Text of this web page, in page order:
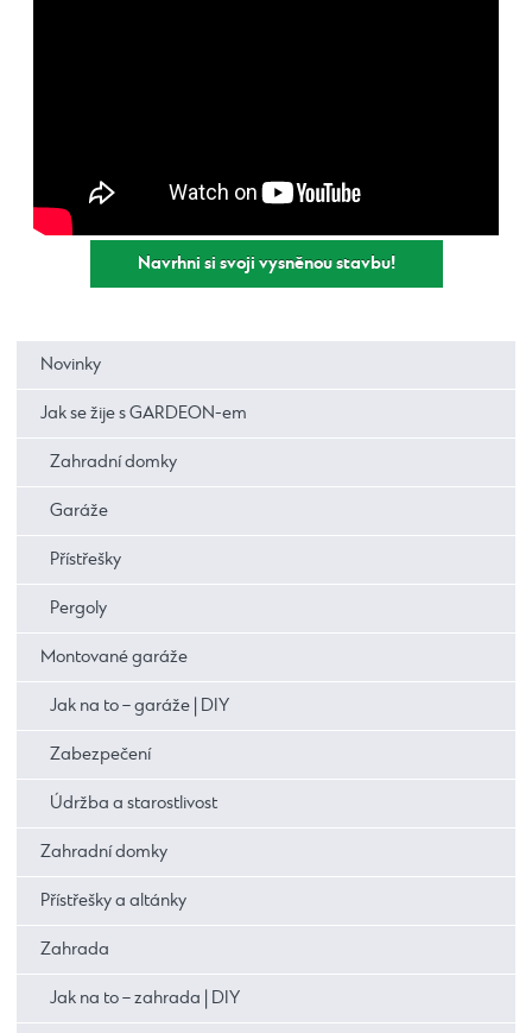
Navrhni si svoji vysněnou stavbu!
Novinky
Jak se žije s GARDEON-em
Zahradní domky
Garáže
Přístřešky
Pergoly
Montované garáže
Jak na to – garáže | DIY
Zabezpečení
Údržba a starostlivost
Zahradní domky
Přístřešky a altánky
Zahrada
Jak na to – zahrada | DIY